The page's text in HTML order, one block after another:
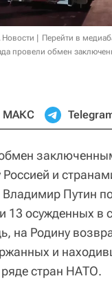
Перейти в
провели обмен
МАКС
Россией и
Путин
13 осужденных в
на Родину
и
стран НАТО.